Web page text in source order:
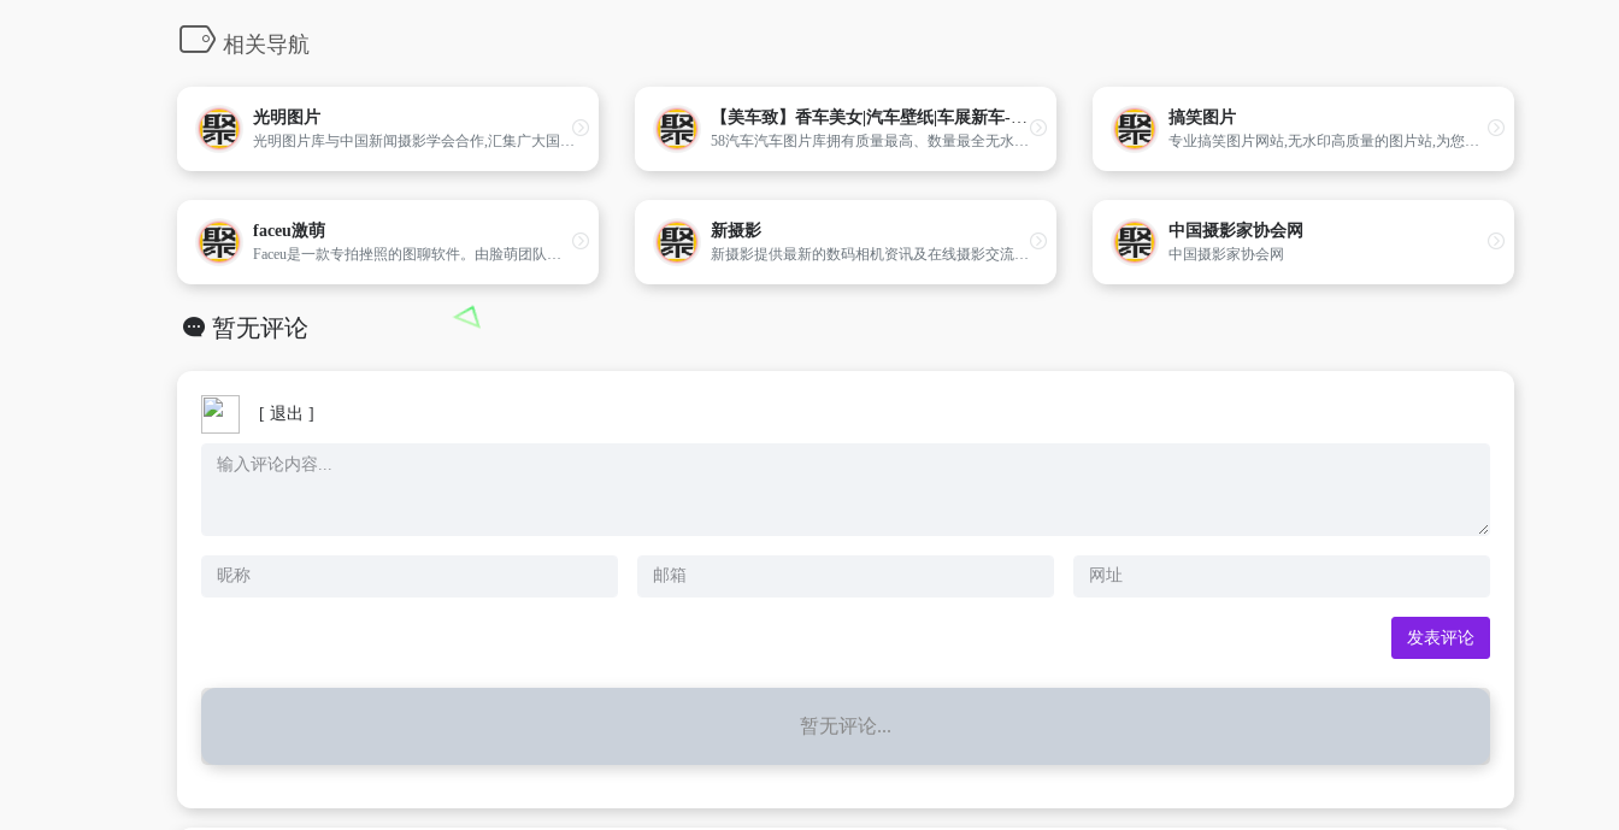
相关导航
光明图片
光明图片库与中国新闻摄影学会合作,汇集广大国内外新闻工作者的佳作,独家发布国际新闻摄影大赛,中国新闻摄影年赛作品,用图片记录世界风云。
【美车致】香车美女|汽车壁纸|车展新车-58汽车
58汽车汽车图片库拥有质量最高、数量最全无水印汽车图片,在这里,您可以找到从汽车诞生以来的所有车型的精美壁纸,为您的电脑桌面呈现最佳的视觉享受,更多精美汽车壁纸尽在58汽车
搞笑图片
专业搞笑图片网站,无水印高质量的图片站,为您提供24x7x365的欢笑!主要内容有QQ搞笑图片,微博图片,QQ表情,搞笑表情,搞笑图片,冷笑话,儿童搞笑图片,幽默,笑话,搞笑GIF动态图片等
faceu激萌
Faceu是一款专拍挫照的图聊软件。由脸萌团队制作。
新摄影
新摄影提供最新的数码相机资讯及在线摄影交流社区。
中国摄影家协会网
中国摄影家协会网
暂无评论
[ 退出 ]
暂无评论...